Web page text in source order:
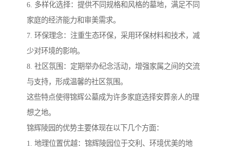
6. 多样化选择：提供不同规格和风格的墓地，满足不同
家庭的经济能力和审美需求。
7. 环保理念：注重生态环保，采用环保材料和技术，减
少对环境的影响。
8. 社区氛围：定期举办纪念活动，增强家属之间的交流
与支持，形成温馨的社区氛围。
这些特点使得锦辉公墓成为许多家庭选择安葬亲人的理
想之地。
锦辉陵园的优势主要体现在以下几个方面：
1. 地理位置优越：锦辉陵园位于交利、环境优美的地